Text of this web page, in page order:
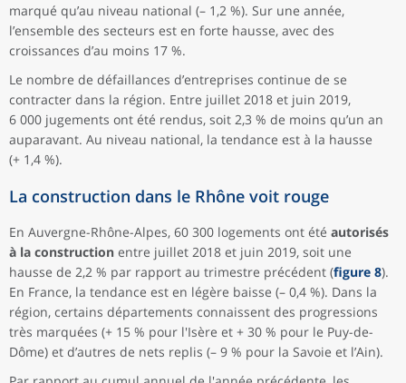
marqué qu’au niveau national (– 1,2 %). Sur une année,
l’ensemble des secteurs est en forte hausse, avec des
croissances d’au moins 17 %.
Le nombre de défaillances d’entreprises continue de se
contracter dans la région. Entre juillet 2018 et juin 2019,
6 000 jugements ont été rendus, soit 2,3 % de moins qu’un an
auparavant. Au niveau national, la tendance est à la hausse
(+ 1,4 %).
La construction dans le Rhône voit rouge
En Auvergne-Rhône-Alpes, 60 300 logements ont été autorisés
à la construction entre juillet 2018 et juin 2019, soit une
hausse de 2,2 % par rapport au trimestre précédent (figure 8).
En France, la tendance est en légère baisse (– 0,4 %). Dans la
région, certains départements connaissent des progressions
très marquées (+ 15 % pour l'Isère et + 30 % pour le Puy-de-
Dôme) et d’autres de nets replis (– 9 % pour la Savoie et l’Ain).